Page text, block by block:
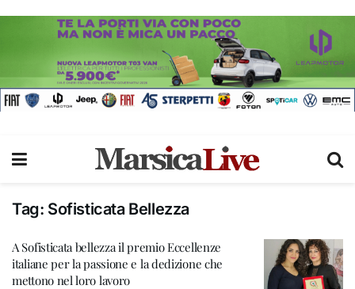
Tag: Sofisticata Bellezza
A Sofisticata bellezza il premio Eccellenze
italiane per la passione e la dedizione che
mettono nel loro lavoro